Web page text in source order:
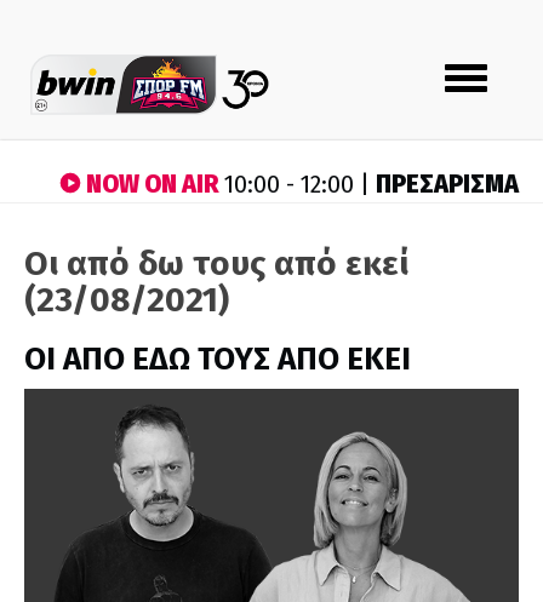
Toggle
navigation
NOW ON AIR10:00 - 12:00 | ΠΡΕΣΑΡΙΣΜΑ
Οι από δω τους από εκεί
(23/08/2021)
ΟΙ ΑΠΟ ΕΔΩ ΤΟΥΣ ΑΠΟ ΕΚΕΙ